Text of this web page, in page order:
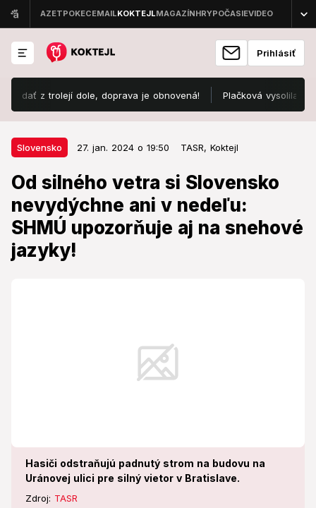
Prihlásiť
z trolejí dole, doprava je obnovená! Plačková vysolila za 3
Slovensko 27. jan. 2024 o 19:50 TASR, Koktejl
Od silného vetra si Slovensko
nevydýchne ani v nedeľu:
SHMÚ upozorňuje aj na snehové
jazyky!
Hasiči odstraňujú padnutý strom na budovu na
Uránovej ulici pre silný vietor v Bratislave.
Zdroj: TASR
Slovensko 27. jan. 2024 o 19:50
Od silného vetra si Slovensko
nevydýchne ani v nedeľu: SHMÚ
upozorňuje aj na snehové jazyky!
Cez deň sa môže rýchlosť vetra o niečo znížiť.